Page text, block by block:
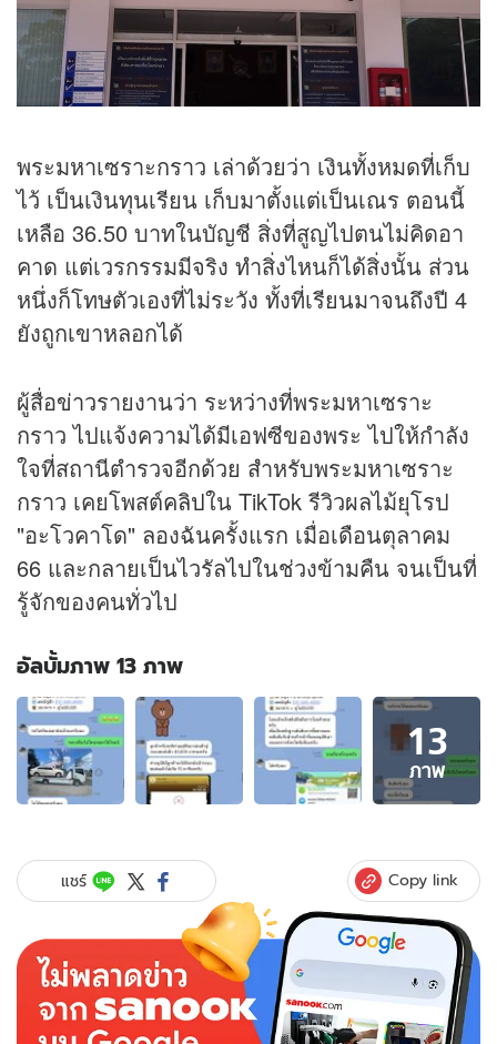
พระมหาเซราะกราว เล่าด้วยว่า เงินทั้งหมดที่เก็บ
ไว้ เป็นเงินทุนเรียน เก็บมาตั้งแต่เป็นเณร ตอนนี้
เหลือ 36.50 บาทในบัญชี สิ่งที่สูญไปตนไม่คิดอา
คาด แต่เวรกรรมมีจริง ทำสิ่งไหนก็ได้สิ่งนั้น ส่วน
หนึ่งก็โทษตัวเองที่ไม่ระวัง ทั้งที่เรียนมาจนถึงปี 4
ยังถูกเขาหลอกได้
ผู้สื่อข่าวรายงานว่า ระหว่างที่พระมหาเซราะ
กราว ไปแจ้งความได้มีเอฟซีของพระ ไปให้กำลัง
ใจที่สถานีตำรวจอีกด้วย สำหรับพระมหาเซราะ
กราว เคยโพสต์คลิปใน TikTok รีวิวผลไม้ยุโรป
"อะโวคาโด" ลองฉันครั้งแรก เมื่อเดือนตุลาคม
66 และกลายเป็นไวรัลไปในช่วงข้ามคืน จนเป็นที่
รู้จักของคนทั่วไป
อัลบั้มภาพ 13 ภาพ
อัลบั้ม
ภาพ
13
ภาพ
ของ
ไอ
ดอล
เจอ
หลอก
โอน
13
ภาพ
แชร์ Copy link